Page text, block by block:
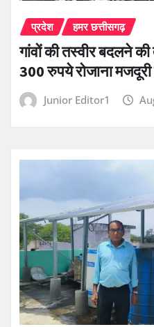
प्रदेश हमर छत्तीसगढ़
गांवों की तस्वीर बदलने
300 रुपये रोजाना
Junior Editor1